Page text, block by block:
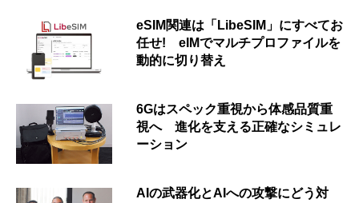
eSIM関連は「LibeSIM」にすべてお
任せ! eIMでマルチプロファイルを
動的に切り替え
6Gはスペック重視から体感品質重
視へ 進化を支える正確なシミュレ
ーション
AIの武器化とAIへの攻撃にどう対